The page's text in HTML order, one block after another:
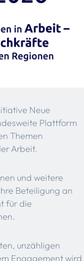
Neue
Plattform
Themen
Arbeit.
und weitere
Beteiligung an
für die
unzähligen
Engagement wird